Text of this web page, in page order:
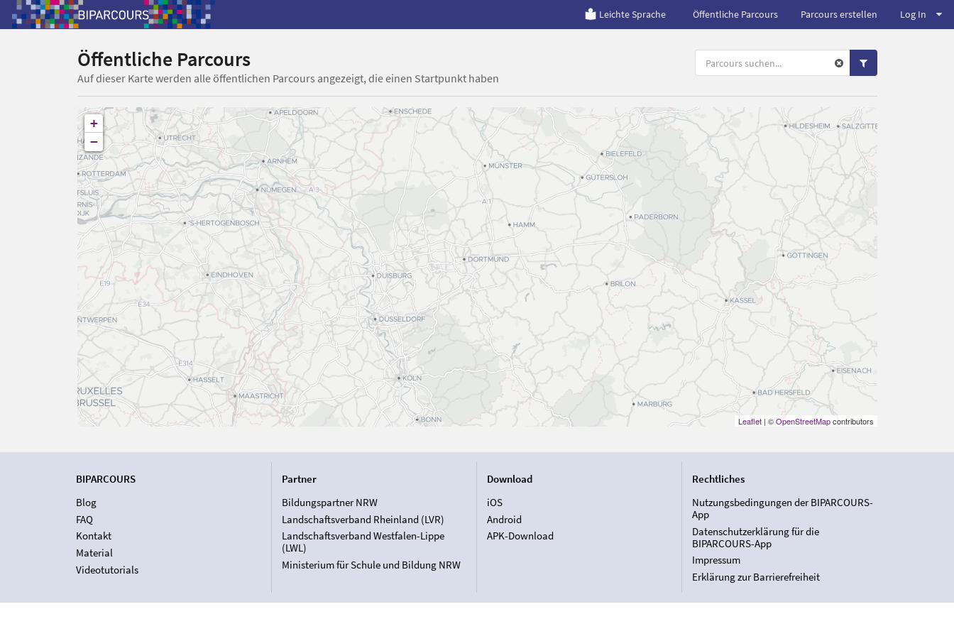
Leichte Sprache Öffentliche Parcours Parcours erstellen Log In
Öffentliche Parcours
Auf dieser Karte werden alle öffentlichen Parcours angezeigt, die einen Startpunkt haben
+
−
Leaflet| ©OpenStreetMapcontributors
BIPARCOURS
Blog
FAQ
Kontakt
Material
Videotutorials
Partner
Bildungspartner NRW
Landschaftsverband Rheinland (LVR)
Landschaftsverband Westfalen-Lippe
(LWL)
Ministerium für Schule und Bildung NRW
Download
iOS
Android
APK-Download
Rechtliches
Nutzungsbedingungen der BIPARCOURS-
App
Datenschutzerklärung für die
BIPARCOURS-App
Impressum
Erklärung zur Barrierefreiheit